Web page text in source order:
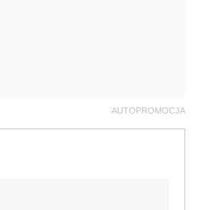
AUTOPROMOCJA